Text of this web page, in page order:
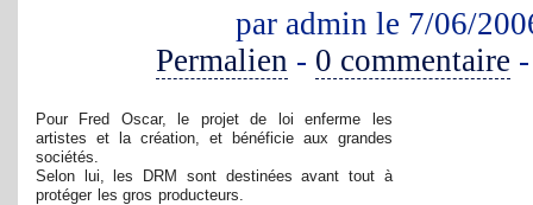
par admin le 7/06/
Permalien - 0 commentaire
Pour Fred Oscar, le projet de loi enferme les
artistes et la création, et bénéficie aux grandes
sociétés.
Selon lui, les DRM sont destinées avant tout à
protéger les gros producteurs.